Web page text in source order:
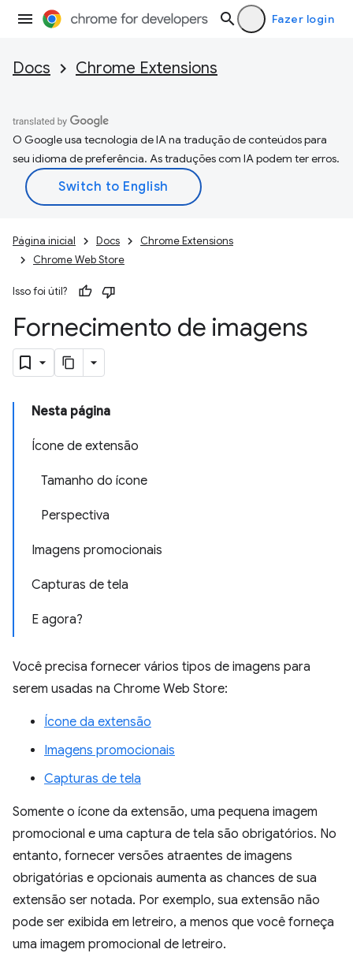
Fazer login
Docs Chrome Extensions
O Google usa tecnologia de IA na tradução de conteúdos para
seu idioma de preferência. As traduções com IA podem ter erros.
Página inicial Docs
Chrome Extensions
Chrome Web Store
Isso foi útil?
Fornecimento de imagens
Nesta página
Ícone de extensão
Tamanho do ícone
Perspectiva
Imagens promocionais
Capturas de tela
E agora?
Você precisa fornecer vários tipos de imagens para
serem usadas na Chrome Web Store:
Ícone da extensão
Imagens promocionais
Capturas de tela
Somente o ícone da extensão, uma pequena imagem
promocional e uma captura de tela são obrigatórios. No
entanto, fornecer versões atraentes de imagens
obrigatórias e opcionais aumenta as chances de sua
extensão ser notada. Por exemplo, sua extensão não
pode ser exibida em letreiro, a menos que você forneça
uma imagem promocional de letreiro.